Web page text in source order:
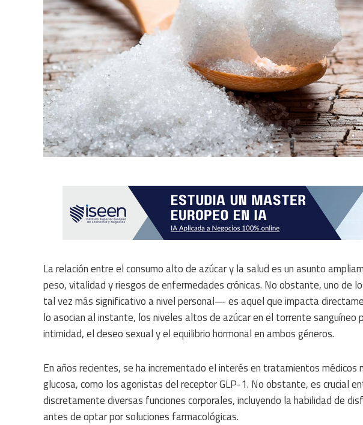
La relación entre el consumo alto de azúcar y la salud es un asunto
peso, vitalidad y riesgos de enfermedades crónicas. No obstante, uno de
tal vez más significativo a nivel personal— es aquel que impacta
lo asocian al instante, los niveles altos de azúcar en el torrente
intimidad, el deseo sexual y el equilibrio hormonal en ambos géneros.
En años recientes, se ha incrementado el interés en tratamientos médicos
glucosa, como los agonistas del receptor GLP-1. No obstante, es crucial
discretamente diversas funciones corporales, incluyendo la habilidad de
antes de optar por soluciones farmacológicas.